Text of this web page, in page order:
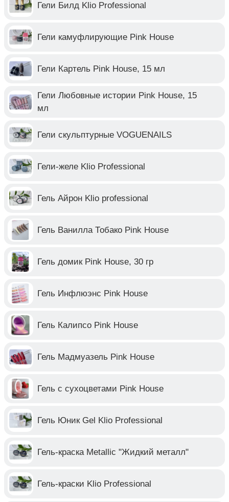
Гели Билд Klio Professional
Гели камуфлирующие Pink House
Гели Картель Pink House, 15 мл
Гели Любовные истории Pink House, 15
мл
Гели скульптурные VOGUENAILS
Гели-желе Klio Professional
Гель Айрон Klio professional
Гель Ванилла Тобако Pink House
Гель домик Pink House, 30 гр
Гель Инфлюэнс Pink House
Гель Калипсо Pink House
Гель Мадмуазель Pink House
Гель с сухоцветами Pink House
Гель Юник Gel Klio Professional
Гель-краска Metallic "Жидкий металл"
Гель-краски Klio Professional